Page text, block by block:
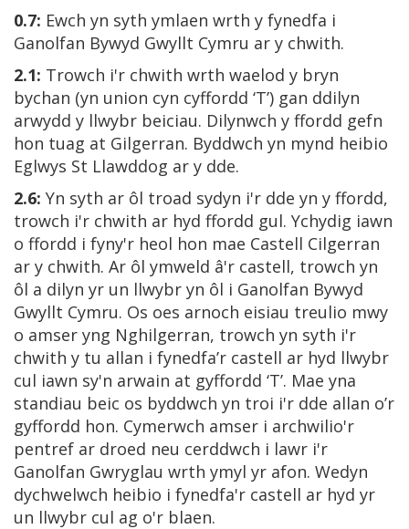
0.7: Ewch yn syth ymlaen wrth y fynedfa i
Ganolfan Bywyd Gwyllt Cymru ar y chwith.
2.1: Trowch i'r chwith wrth waelod y bryn
bychan (yn union cyn cyffordd ‘T’) gan ddilyn
arwydd y llwybr beiciau. Dilynwch y ffordd gefn
hon tuag at Gilgerran. Byddwch yn mynd heibio
Eglwys St Llawddog ar y dde.
2.6: Yn syth ar ôl troad sydyn i'r dde yn y ffordd,
trowch i'r chwith ar hyd ffordd gul. Ychydig iawn
o ffordd i fyny'r heol hon mae Castell Cilgerran
ar y chwith. Ar ôl ymweld â'r castell, trowch yn
ôl a dilyn yr un llwybr yn ôl i Ganolfan Bywyd
Gwyllt Cymru. Os oes arnoch eisiau treulio mwy
o amser yng Nghilgerran, trowch yn syth i'r
chwith y tu allan i fynedfa’r castell ar hyd llwybr
cul iawn sy'n arwain at gyffordd ‘T’. Mae yna
standiau beic os byddwch yn troi i'r dde allan o’r
gyffordd hon. Cymerwch amser i archwilio'r
pentref ar droed neu cerddwch i lawr i'r
Ganolfan Gwryglau wrth ymyl yr afon. Wedyn
dychwelwch heibio i fynedfa'r castell ar hyd yr
un llwybr cul ag o'r blaen.